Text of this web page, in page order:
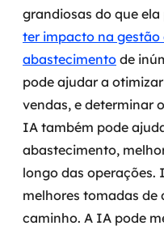
grandiosas do que ela
ter impacto na gestão
abastecimento de
pode ajudar a
vendas, e determinar
IA também pode
abastecimento,
longo das operações.
melhores tomadas de
caminho. A IA pode